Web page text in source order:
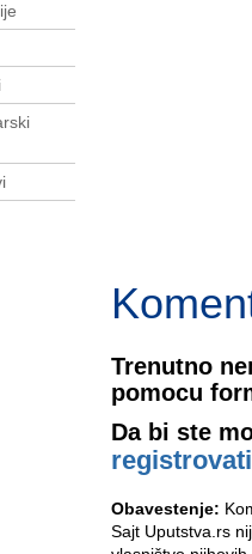
Trenutno
pomocu
Da bi ste
registrovati
Obavestenje:
Sajt Uputstva.rs